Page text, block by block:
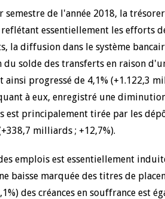
semestre de l'année 2018, la
essentiellement les efforts
la diffusion dans le système
solde des transferts en raison
ainsi progressé de 4,1% (+1.122,3
à eux, enregistré une
est principalement tirée par les
milliards ; +12,7%).
emplois est essentiellement
baisse marquée des titres de
des créances en souffrance est